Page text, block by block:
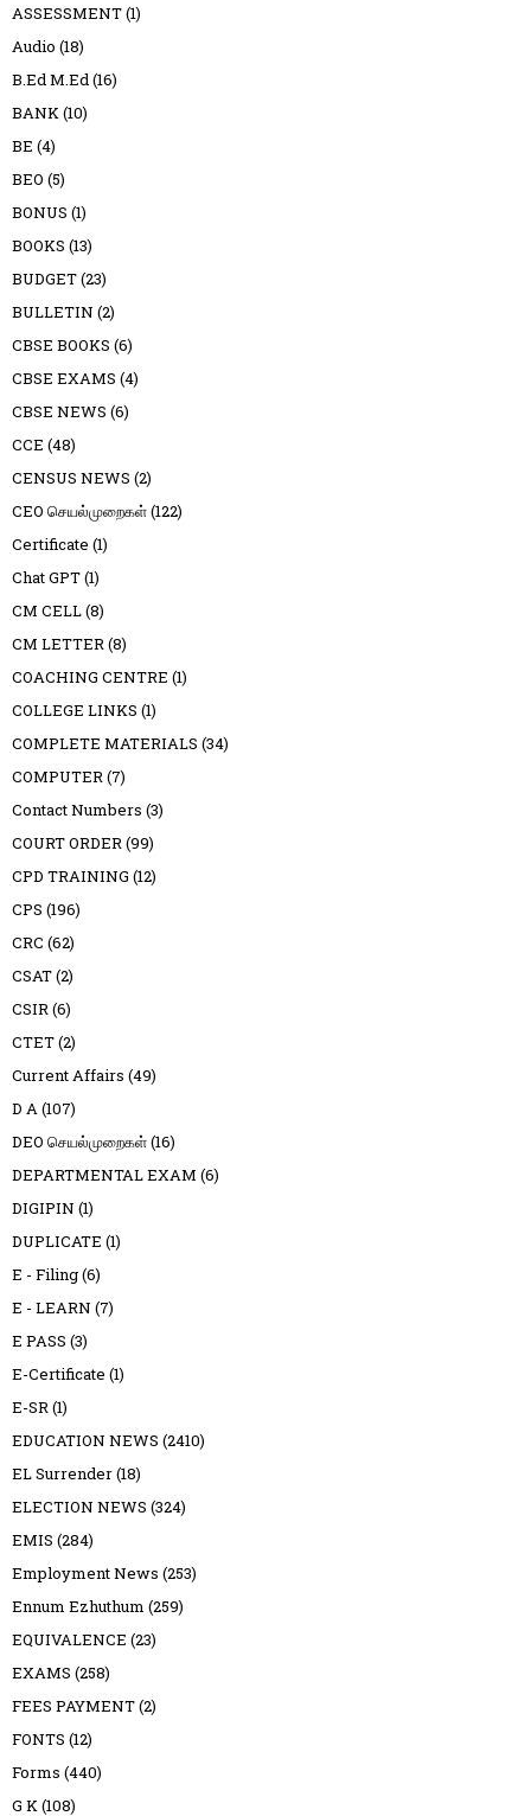
ASSESSMENT(1)
Audio (18)
B.Ed M.Ed(16)
BANK(10)
BE (4)
BEO (5)
BONUS (1)
BOOKS (13)
BUDGET(23)
BULLETIN (2)
CBSE BOOKS (6)
CBSE EXAMS (4)
CBSE NEWS (6)
CCE (48)
CENSUS NEWS (2)
CEO செயல்முறைகள்(122)
Certificate (1)
Chat GPT(1)
CM CELL(8)
CM LETTER(8)
COACHING CENTRE (1)
COLLEGE LINKS (1)
COMPLETE MATERIALS (34)
COMPUTER(7)
Contact Numbers (3)
COURT ORDER(99)
CPD TRAINING (12)
CPS (196)
CRC (62)
CSAT(2)
CSIR(6)
CTET(2)
Current Affairs (49)
D A(107)
DEO செயல்முறைகள்(16)
DEPARTMENTAL EXAM (6)
DIGIPIN (1)
DUPLICATE (1)
E - Filing(6)
E - LEARN (7)
E PASS (3)
E-Certificate (1)
E-SR(1)
EDUCATION NEWS (2410)
EL Surrender(18)
ELECTION NEWS (324)
EMIS (284)
Employment News (253)
Ennum Ezhuthum (259)
EQUIVALENCE (23)
EXAMS (258)
FEES PAYMENT(2)
FONTS (12)
Forms (440)
G K(108)